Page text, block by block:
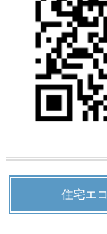
住宅エ